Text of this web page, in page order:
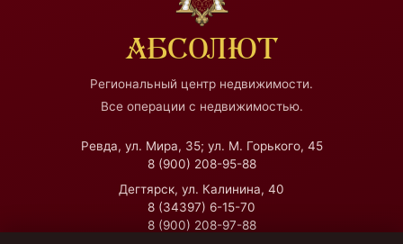
АБСОЛЮТ
Региональный центр недвижимости.
Все операции с недвижимостью.
Ревда, ул. Мира, 35; ул. М. Горького, 45
8 (900) 208-95-88
Дегтярск, ул. Калинина, 40
8 (34397) 6-15-70
8 (900) 208-97-88